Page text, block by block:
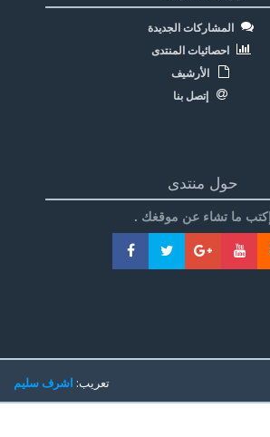
المشاركات الجديدة
احصائيات المنتدى
الأرشيف
إتصل بنا
حول منتدى
إكتب ما تشاء عن موقغك .
تعريب:اشرف سليم